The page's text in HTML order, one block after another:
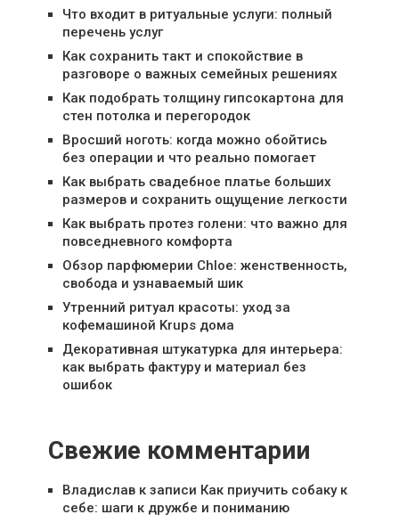
Что входит в ритуальные услуги: полный
перечень услуг
Как сохранить такт и спокойствие в
разговоре о важных семейных решениях
Как подобрать толщину гипсокартона для
стен потолка и перегородок
Вросший ноготь: когда можно обойтись
без операции и что реально помогает
Как выбрать свадебное платье больших
размеров и сохранить ощущение легкости
Как выбрать протез голени: что важно для
повседневного комфорта
Обзор парфюмерии Chloe: женственность,
свобода и узнаваемый шик
Утренний ритуал красоты: уход за
кофемашиной Krups дома
Декоративная штукатурка для интерьера:
как выбрать фактуру и материал без
ошибок
Свежие комментарии
Владиславк записи Как приучить собаку к
себе: шаги к дружбе и пониманию